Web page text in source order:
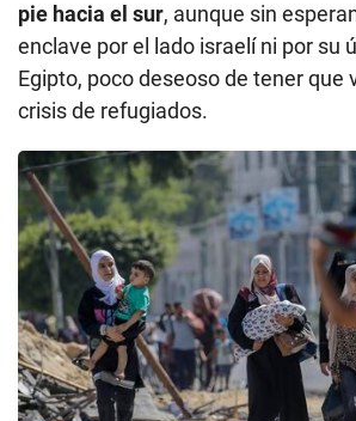
pie hacia el sur, aunque sin
enclave por el lado israelí ni por su
Egipto, poco deseoso de tener que
crisis de refugiados.